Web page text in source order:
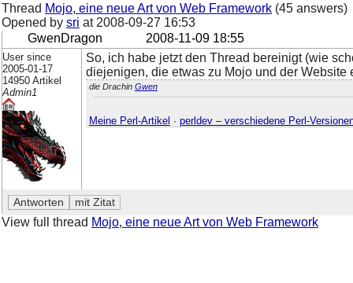
Thread Mojo, eine neue Art von Web Framework (45 answers)
Opened by sri at 2008-09-27 16:53
GwenDragon
2008-11-09 18:55
User since
2005-01-17
14950 Artikel
Admin1
So, ich habe jetzt den Thread bereinigt (wie
diejenigen, die etwas zu Mojo und der Website
die Drachin Gwen
Meine Perl-Artikel · perldev – verschiedene Perl-
View full thread Mojo, eine neue Art von Web Framework